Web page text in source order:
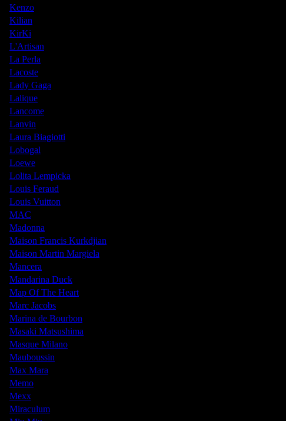
Kenzo
Kilian
KirKi
L'Artisan
La Perla
Lacoste
Lady Gaga
Lalique
Lancome
Lanvin
Laura Biagiotti
Lobogal
Loewe
Lolita Lempicka
Louis Feraud
Louis Vuitton
MAC
Madonna
Maison Francis Kurkdjian
Maison Martin Margiela
Mancera
Mandarina Duck
Map Of The Heart
Marc Jacobs
Marina de Bourbon
Masaki Matsushima
Masque Milano
Mauboussin
Max Mara
Memo
Mexx
Miraculum